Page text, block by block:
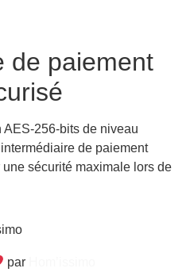
de paiement
256-bits de niveau
de paiement
sécurité maximale lors de
par